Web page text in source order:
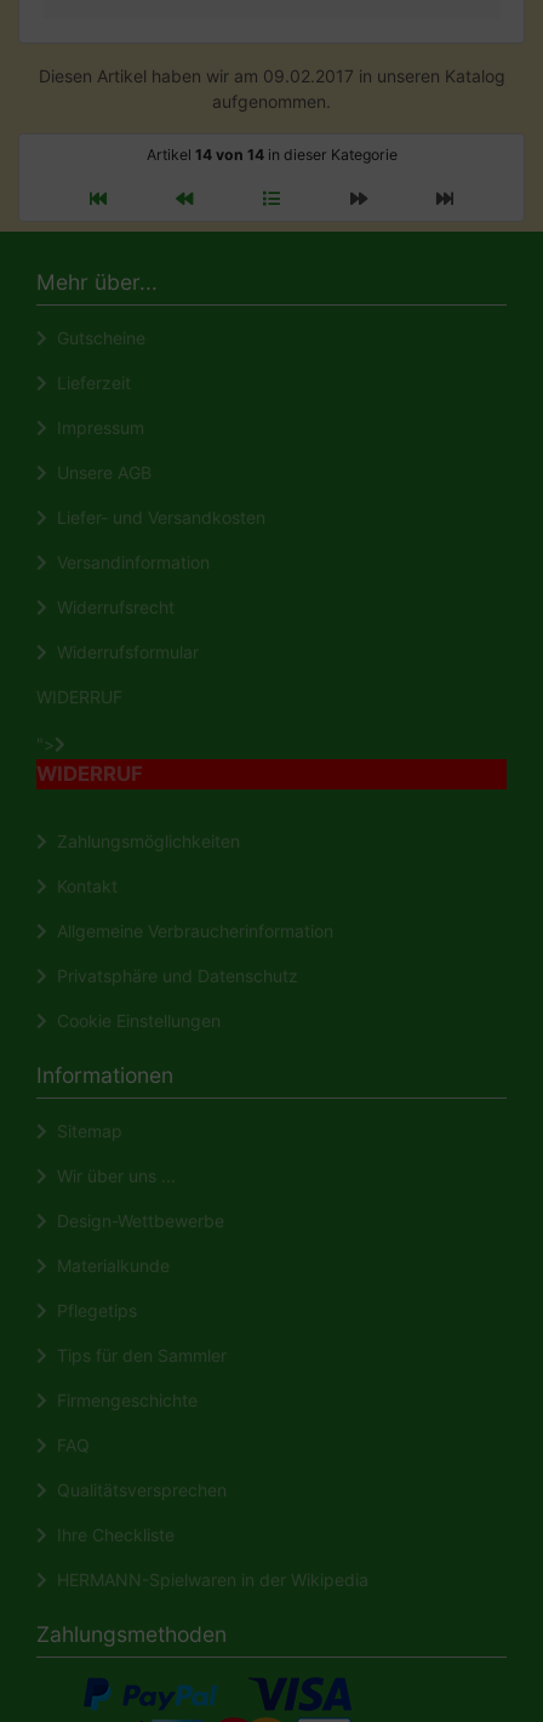
Diesen Artikel haben wir am 09.02.2017 in unseren Katalog
aufgenommen.
Artikel 14 von 14in dieser Kategorie
Mehr über...
Gutscheine
Lieferzeit
Impressum
Unsere AGB
Liefer- und Versandkosten
Versandinformation
Widerrufsrecht
Widerrufsformular
WIDERRUF
">
WIDERRUF
Zahlungsmöglichkeiten
Kontakt
Allgemeine Verbraucherinformation
Privatsphäre und Datenschutz
Cookie Einstellungen
Informationen
Sitemap
Wir über uns ...
Design-Wettbewerbe
Materialkunde
Pflegetips
Tips für den Sammler
Firmengeschichte
FAQ
Qualitätsversprechen
Ihre Checkliste
HERMANN-Spielwaren in der Wikipedia
Zahlungsmethoden